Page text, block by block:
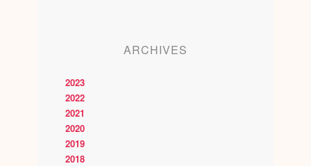
ARCHIVES
2023
2022
2021
2020
2019
2018